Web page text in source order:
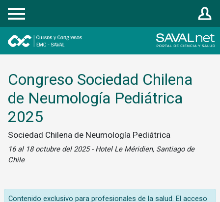
Registrarse
Congreso Sociedad Chilena
de Neumología Pediátrica
2025
Sociedad Chilena de Neumología Pediátrica
16 al 18 octubre del 2025 - Hotel Le Méridien, Santiago de
Chile
Contenido exclusivo para profesionales de la salud. El acceso